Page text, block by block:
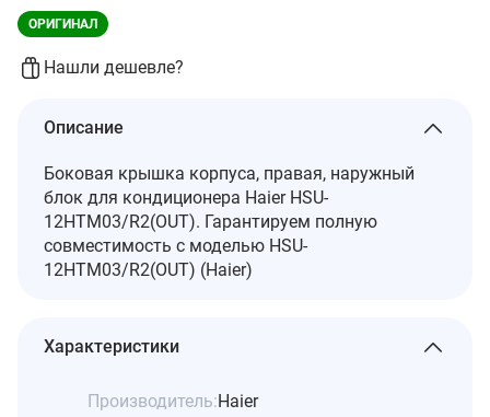
ОРИГИНАЛ
Нашли дешевле?
Описание
Боковая крышка корпуса, правая, наружный
блок для кондиционера Haier HSU-
12HTM03/R2(OUT). Гарантируем полную
совместимость с моделью HSU-
12HTM03/R2(OUT) (Haier)
Характеристики
Производитель:Haier